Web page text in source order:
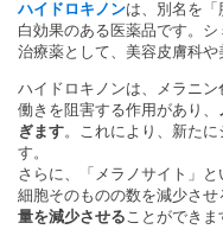
ハイドロキノンは、別名を
白効果のある医薬品です。
治療薬として、美容皮膚科や
ハイドロキノンは、メラニ
働きを阻害する作用があり、
ぎます。これにより、新た
す。
さらに、「メラノサイト」と
細胞そのものの数を減少させ
量を減少させる ことができま